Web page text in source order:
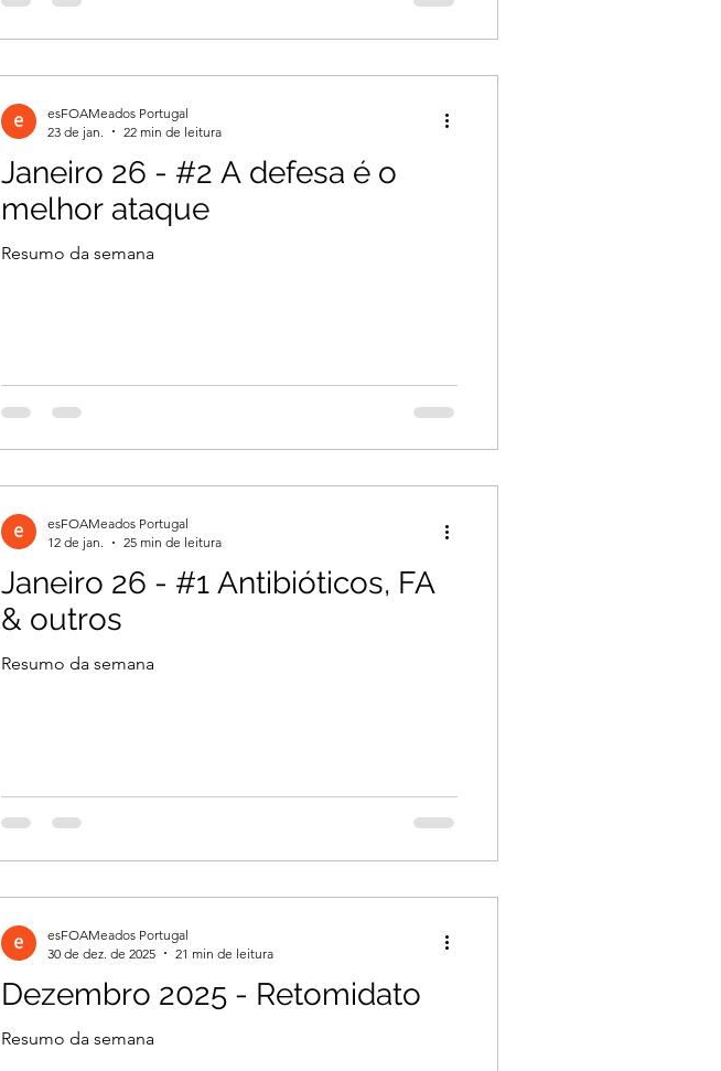
Janeiro 26 - #2 A defesa é o
melhor ataque
Resumo da semana
esFOAMeados Portugal
23 de jan.
22 min de leitura
Janeiro 26 - #1 Antibióticos, FA
& outros
Resumo da semana
esFOAMeados Portugal
12 de jan.
25 min de leitura
Dezembro 2025 - Retomidato
Resumo da semana
esFOAMeados Portugal
30 de dez. de 2025
21 min de leitura